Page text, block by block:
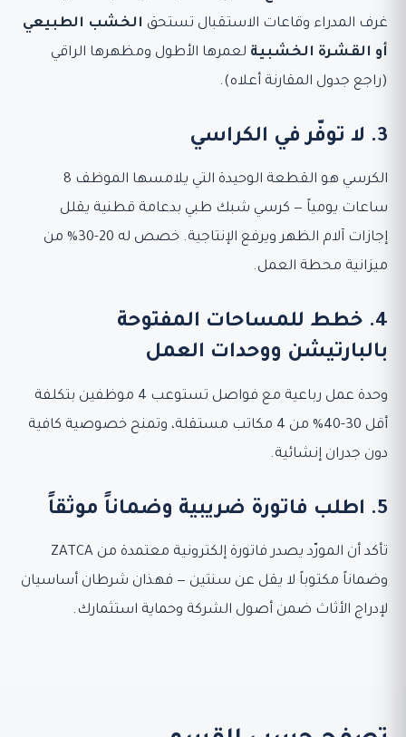
غرف المدراء وقاعات الاستقبال تستحق الخشب الطبيعي
أو القشرة الخشبية لعمرها الأطول ومظهرها الراقي
(راجع جدول المقارنة أعلاه).
3. لا توفّر في الكراسي
الكرسي هو القطعة الوحيدة التي يلامسها الموظف 8
ساعات يومياً — كرسي شبك طبي بدعامة قطنية يقلل
إجازات آلام الظهر ويرفع الإنتاجية. خصص له 20-30% من
ميزانية محطة العمل.
4. خطط للمساحات المفتوحة
بالبارتيشن ووحدات العمل
وحدة عمل رباعية مع فواصل تستوعب 4 موظفين بتكلفة
أقل 30-40% من 4 مكاتب مستقلة، وتمنح خصوصية كافية
دون جدران إنشائية.
5. اطلب فاتورة ضريبية وضماناً موثقاً
تأكد أن المورّد يصدر فاتورة إلكترونية معتمدة من ZATCA
وضماناً مكتوباً لا يقل عن سنتين — فهذان شرطان أساسيان
لإدراج الأثاث ضمن أصول الشركة وحماية استثمارك.